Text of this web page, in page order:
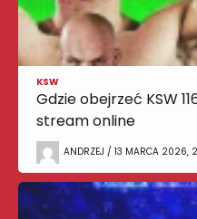
KSW
Gdzie obejrzeć KSW
stream online
ANDRZEJ / 13 MARCA 2026,